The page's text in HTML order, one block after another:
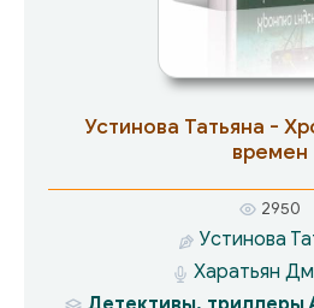
Устинова Татьяна -
времен
2950
Устинова
Харатьян